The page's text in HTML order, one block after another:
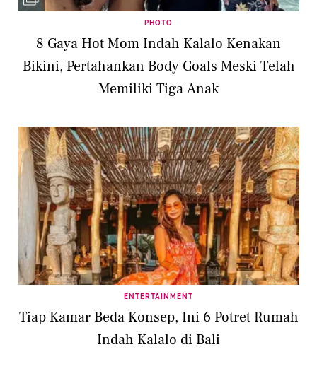
PHOTO
8 Gaya Hot Mom Indah Kalalo Kenakan
Bikini, Pertahankan Body Goals Meski Telah
Memiliki Tiga Anak
ENTERTAINMENT
Tiap Kamar Beda Konsep, Ini 6 Potret Rumah
Indah Kalalo di Bali